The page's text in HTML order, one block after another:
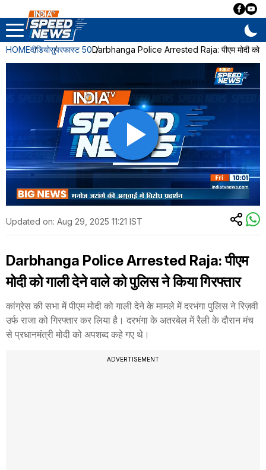
HOMEवीडियोसुपरफास्ट 50Darbhanga Police Arrested Raja: पीएम मोदी को
Updated on: Aug 29, 2025 11:21 IST
Darbhanga Police Arrested Raja: पीएम
मोदी को गाली देने वाले को पुलिस ने किया गिरफ्तार
कांग्रेस की सभा में पीएम मोदी को गाली देने के मामले में दरभंगा पुलिस ने रिज़वी
उर्फ राजा को गिरफ्तार कर लिया है। दरभंगा के अतरबेल में रैली के दौरान मंच
से प्रधानमंत्री मोदी को अपशब्द कहे गए थे।
ADVERTISEMENT